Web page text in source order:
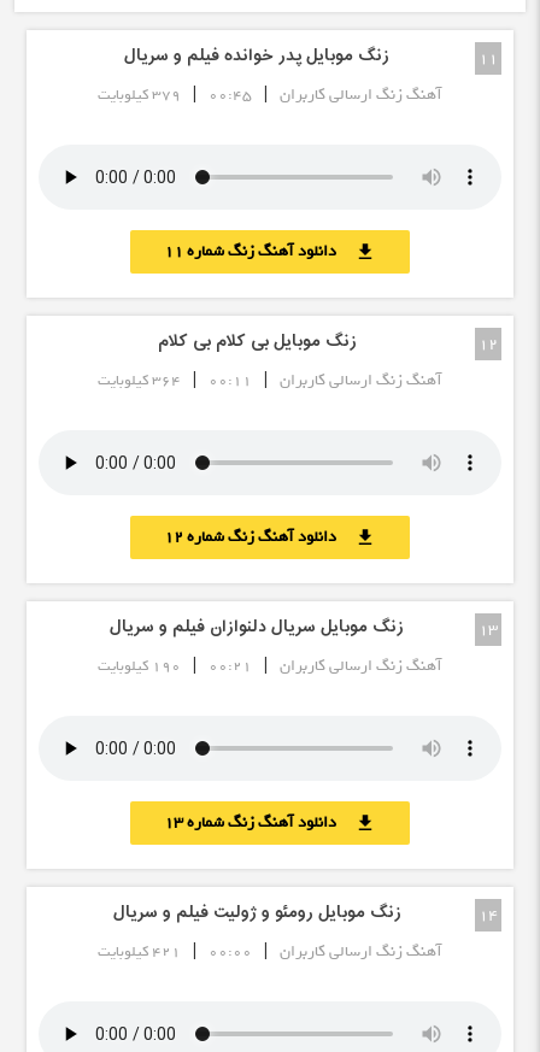
11 زنگ موبایل پدر خوانده فیلم و سریال
آهنگ زنگ ارسالی کاربران |
00:45
| 379 کیلوبایت
download دانلود آهنگ زنگ شماره 11
12 زنگ موبایل بی کلام بی کلام
آهنگ زنگ ارسالی کاربران |
00:11
| 364 کیلوبایت
download دانلود آهنگ زنگ شماره 12
13 زنگ موبایل سریال دلنوازان فیلم و سریال
آهنگ زنگ ارسالی کاربران |
00:21
| 190 کیلوبایت
download دانلود آهنگ زنگ شماره 13
14 زنگ موبایل رومئو و ژولیت فیلم و سریال
آهنگ زنگ ارسالی کاربران |
00:00
| 421 کیلوبایت